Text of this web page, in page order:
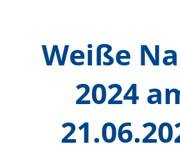
Weiße
2024